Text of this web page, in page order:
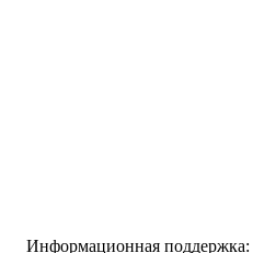
Информационная поддержка: